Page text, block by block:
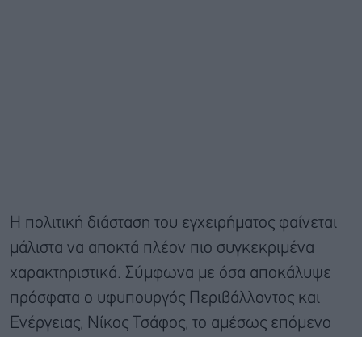
Η πολιτική διάσταση του εγχειρήματος φαίνεται
μάλιστα να αποκτά πλέον πιο συγκεκριμένα
χαρακτηριστικά. Σύμφωνα με όσα αποκάλυψε
πρόσφατα ο υφυπουργός Περιβάλλοντος και
Ενέργειας, Νίκος Τσάφος, το αμέσως επόμενο